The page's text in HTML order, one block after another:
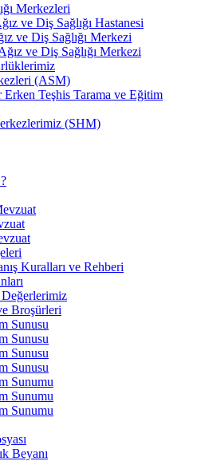
Merkezleri
ve Diş Sağlığı Hastanesi
ve Diş Sağlığı Merkezi
ve Diş Sağlığı Merkezi
(ASM)
Teşhis Tarama ve Eğitim
(SHM)
Kuralları ve Rehberi
Broşürleri
Sunusu
Sunusu
Sunusu
Sunusu
Sunumu
Sunumu
Sunumu
Beyanı